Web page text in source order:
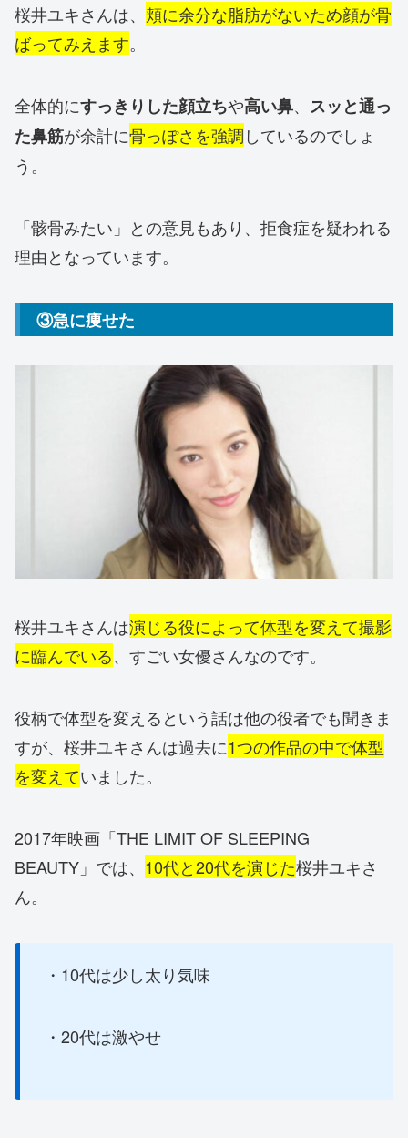
桜井ユキさんは、 頬に余分な脂肪がないため顔が骨
ばってみえます。
全体的にすっきりした顔立ちや高い鼻、 スッと通っ
た鼻筋が余計に骨っぽさを強調しているのでしょ
う。
「骸骨みたい」との意見もあり、拒食症を疑われる
理由となっています。
③急に痩せた
桜井ユキさんは演じる役によって体型を変えて撮影
に臨んでいる、すごい女優さんなのです。
役柄で体型を変えるという話は他の役者でも聞きま
すが、桜井ユキさんは過去に1つの作品の中で体型
を変えていました。
2017年映画「THE LIMIT OF SLEEPING
BEAUTY」では、 10代と20代を演じた桜井ユキさ
ん。
・10代は少し太り気味
・20代は激やせ